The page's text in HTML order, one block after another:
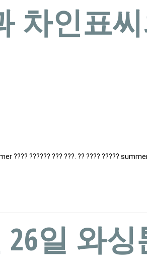
차인표
???? ?????? ??? ???. ?? ???? ?????
26일 와